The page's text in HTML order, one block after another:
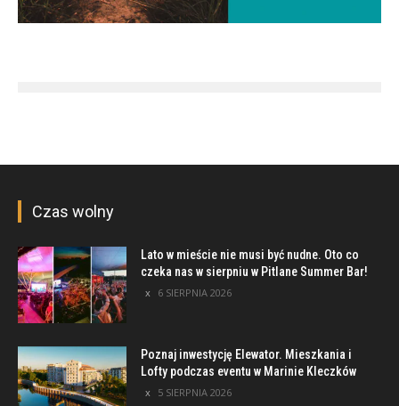
Czas wolny
Lato w mieście nie musi być nudne. Oto co
czeka nas w sierpniu w Pitlane Summer Bar!
6 SIERPNIA 2026
Poznaj inwestycję Elewator. Mieszkania i
Lofty podczas eventu w Marinie Kleczków
5 SIERPNIA 2026